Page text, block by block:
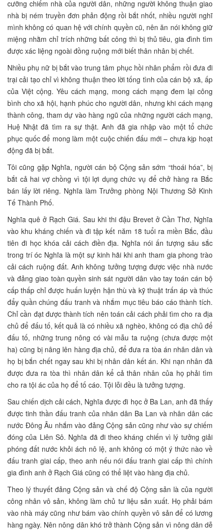
cưỡng chiếm nhà của người dân, những người không thuận giao
nhà bị ném truyền đơn phản động rồi bắt nhốt, nhiều người nghĩ
mình không có quan hệ với chính quyền cũ, nên ăn nói không giữ
miệng nhằm chỉ trích những bất công thì bị thủ tiêu, gia đình tìm
được xác liệng ngoài đồng ruộng mới biết thân nhân bị chết.
Nhiều phụ nữ bị bắt vào trung tâm phục hồi nhân phẩm rồi đưa đi
trại cải tạo chỉ vì không thuận theo lời tống tình của cán bộ xã, ấp
của Việt cộng. Yêu cách mạng, mong cách mạng đem lại công
bình cho xã hội, hạnh phúc cho người dân, nhưng khi cách mạng
thành công, tham dự vào hàng ngũ của những người cách mạng,
Huệ Nhật đã tìm ra sự thật. Anh đã gia nhập vào một tổ chức
phục quốc để mong làm một cuộc chiến đấu mới – chưa kịp hoạt
động đã bị bắt.
Tôi cũng gặp Nghĩa, người cán bộ Cộng sản sớm “thoái hóa”, bị
bắt cả hai vợ chồng vì tội lợi dụng chức vụ để chở hàng ra Bắc
bán lấy lời riêng. Nghĩa làm Trưởng phòng Nội Thương Sở Kinh
Tế Thành Phố.
Nghĩa quê ở Rạch Giá. Sau khi thi đậu Brevet ở Cần Thơ, Nghĩa
vào khu kháng chiến và đi tập kết năm 18 tuổi ra miền Bắc, đầu
tiên đi học khóa cải cách điền địa. Nghĩa nói ấn tượng sâu sắc
trong trí óc Nghĩa là một sự kinh hãi khi anh tham gia phong trào
cải cách ruộng đất. Anh không tưởng tượng được việc nhà nước
và đảng giao toàn quyền sinh sát người dân vào tay toán cán bộ
cấp thấp chỉ được huấn luyện hận thù và kỹ thuật trấn áp và thúc
đẩy quần chúng đấu tranh và nhắm mục tiêu báo cáo thành tích.
Chỉ cần đạt được thành tích nên toán cải cách phải tìm cho ra địa
chủ để đấu tố, kết quả là có nhiều xã nghèo, không có địa chủ để
đấu tố, những trung nông có vài mẫu ta ruộng (chưa được một
ha) cũng bị nâng lên hàng địa chủ, để đưa ra tòa án nhân dân và
họ bị bắn chết ngay sau khi bị nhân dân kết án. Khi nạn nhân đã
được đưa ra tòa thì nhân dân kể cả thân nhân của họ phải tìm
cho ra tội ác của họ để tố cáo. Tội lỗi đều là tưởng tượng.
Sau chiến dịch cải cách, Nghĩa được đi học ở Ba Lan, anh đã thấy
được tinh thần đấu tranh của nhân dân Ba Lan và nhân dân các
nước Đông Âu nhắm vào đảng Cộng sản cũng như vào sự chiếm
đóng của Liên Sô. Nghĩa đã đi theo kháng chiến vì lý tưởng giải
phóng đất nước khỏi ách nô lệ, anh không có một ý thức nào về
đấu tranh giai cấp, theo anh nếu nói đấu tranh giai cấp thì chính
gia đình anh ở Rạch Giá cũng có thể liệt vào hàng địa chủ.
Theo lý thuyết đảng Cộng sản và chế độ Cộng sản là của người
công nhân vô sản, không làm chủ tư liệu sản xuất. Họ phải bám
vào nhà máy cũng như bám vào chính quyền vô sản để có lương
hàng ngày. Nên nông dân khó trở thành Cộng sản vì nông dân dễ